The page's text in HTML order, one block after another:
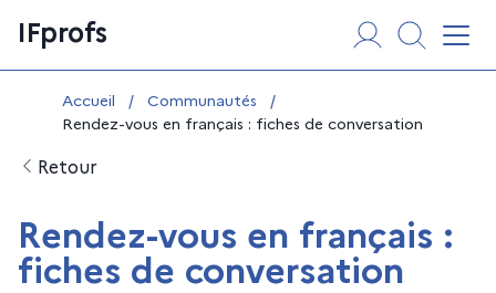
au
contenu
IFprofs
Vous êtes ici :
Accueil / Communautés
/
Rendez-vous en français : fiches de conversation
Retour
Rendez-vous en français :
fiches de conversation